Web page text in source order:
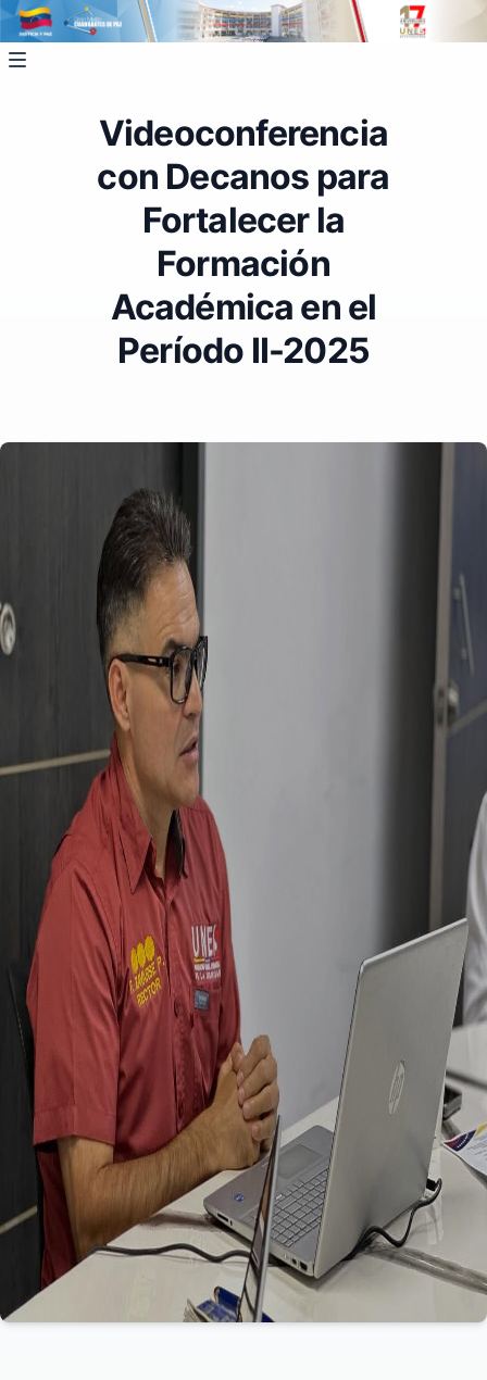
Videoconferencia
con Decanos para
Fortalecer la
Formación
Académica en el
Período II-2025